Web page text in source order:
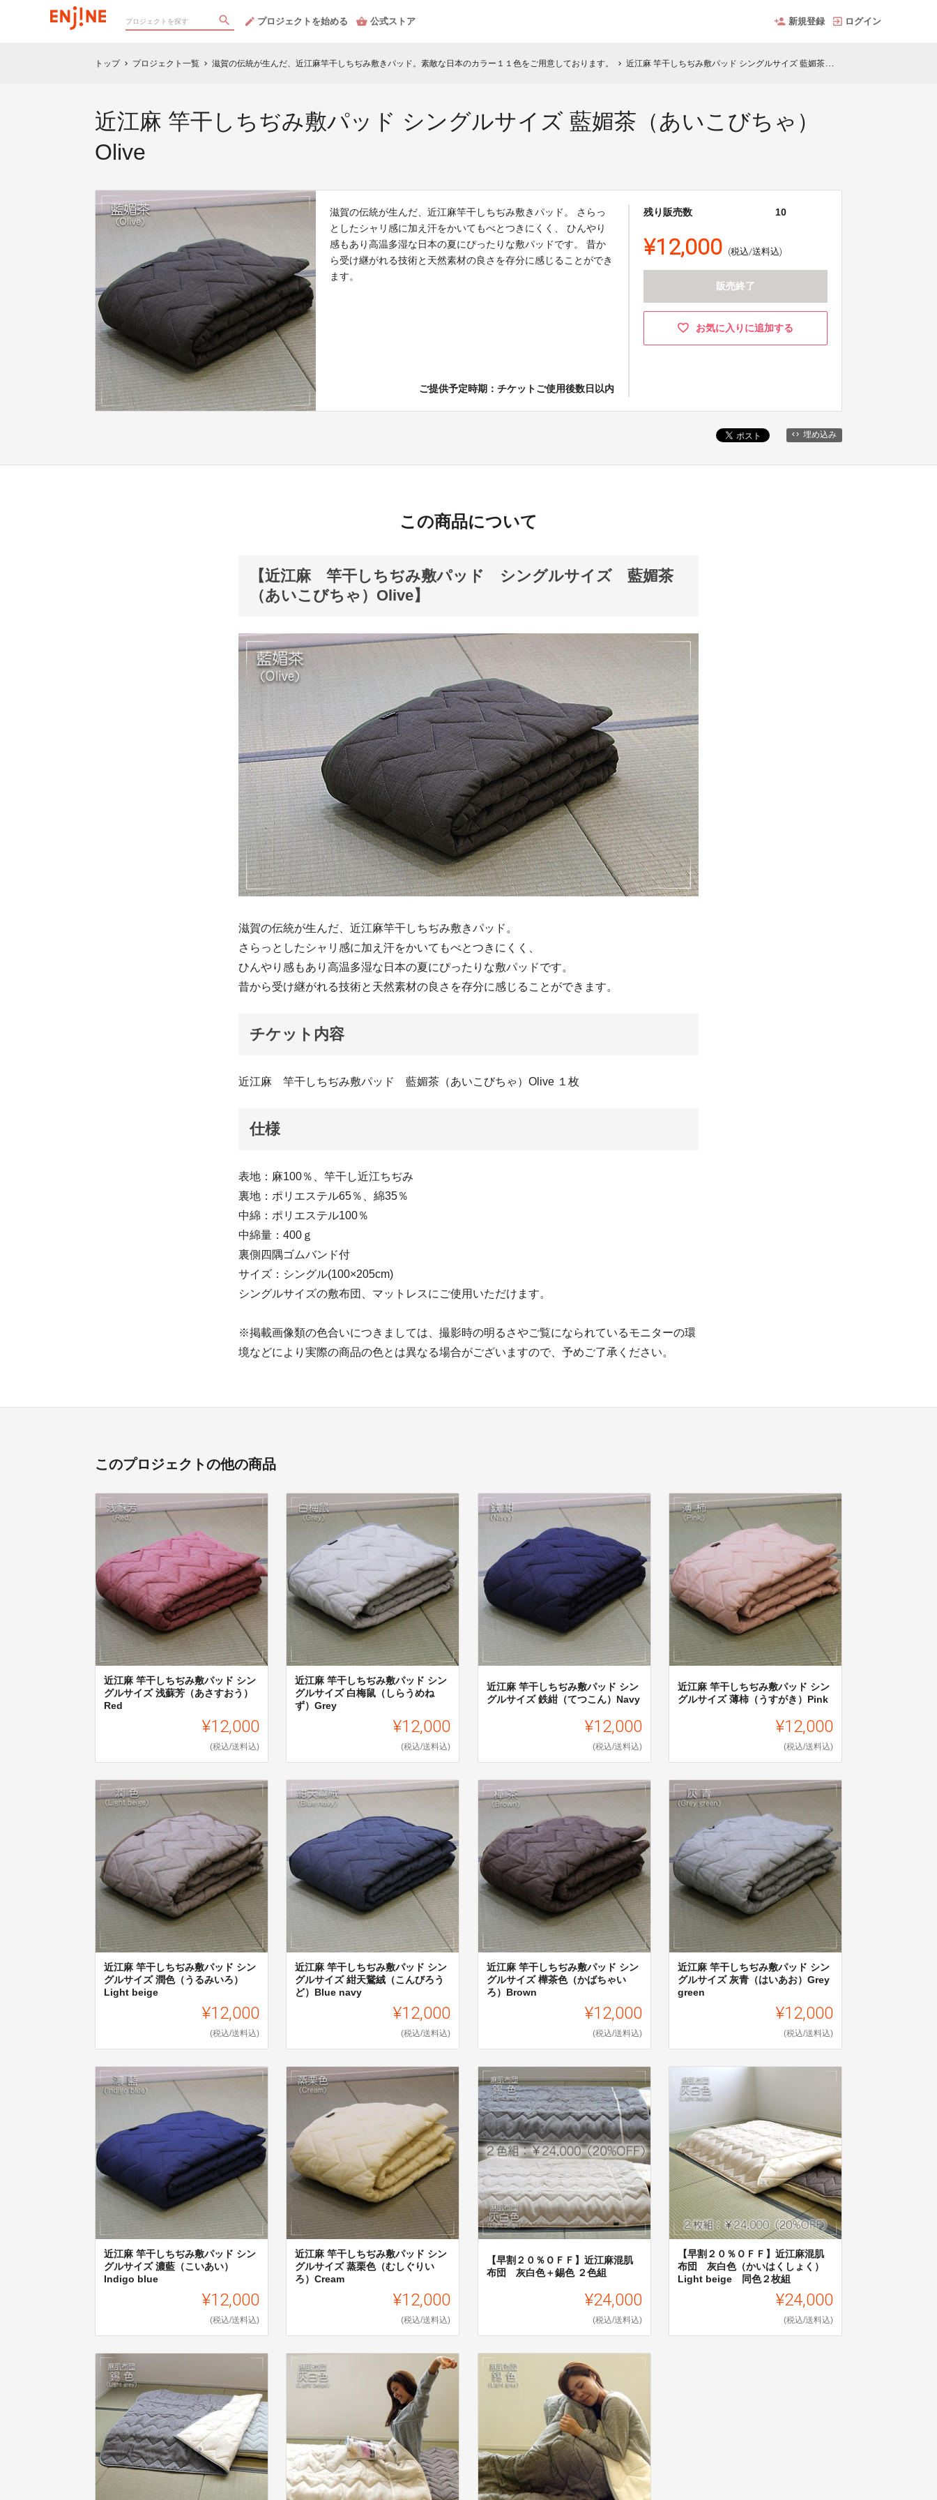
プロジェクトを始める 公式ストア 新規登録 ログイン
トップ chevron_right プロジェクト一覧 chevron_right 滋賀の伝統が生んだ、近江麻竿干しちぢみ敷きパッド。素敵な日本のカラー１１色をご用意しております。 chevron_right 近江麻 竿干しちぢみ敷パッド シングルサイズ 藍媚茶（あいこびちゃ）Olive
近江麻 竿干しちぢみ敷パッド シングルサイズ 藍媚茶（あいこびちゃ）
Olive
滋賀の伝統が生んだ、近江麻竿干しちぢみ敷きパッド。 さらっ
としたシャリ感に加え汗をかいてもべとつきにくく、 ひんやり
感もあり高温多湿な日本の夏にぴったりな敷パッドです。 昔か
ら受け継がれる技術と天然素材の良さを存分に感じることができ
ます。
ご提供予定時期：チケットご使用後数日以内
残り販売数 10
¥12,000 (税込/送料込)
販売終了
お気に入りに追加する
埋め込み
この商品について
【近江麻 竿干しちぢみ敷パッド シングルサイズ 藍媚茶
（あいこびちゃ）Olive】
滋賀の伝統が生んだ、近江麻竿干しちぢみ敷きパッド。
さらっとしたシャリ感に加え汗をかいてもべとつきにくく、
ひんやり感もあり高温多湿な日本の夏にぴったりな敷パッドです。
昔から受け継がれる技術と天然素材の良さを存分に感じることができます。
チケット内容
近江麻 竿干しちぢみ敷パッド 藍媚茶（あいこびちゃ）Olive １枚
仕様
表地：麻100％、竿干し近江ちぢみ
裏地：ポリエステル65％、綿35％
中綿：ポリエステル100％
中綿量：400ｇ
裏側四隅ゴムバンド付
サイズ：シングル(100×205cm)
シングルサイズの敷布団、マットレスにご使用いただけます。
※掲載画像類の色合いにつきましては、撮影時の明るさやご覧になられているモニターの環
境などにより実際の商品の色とは異なる場合がございますので、予めご了承ください。
このプロジェクトの他の商品
近江麻 竿干しちぢみ敷パッド シン
グルサイズ 浅蘇芳（あさすおう）
Red
¥12,000
(税込/送料込)
近江麻 竿干しちぢみ敷パッド シン
グルサイズ 白梅鼠（しらうめね
ず）Grey
¥12,000
(税込/送料込)
近江麻 竿干しちぢみ敷パッド シン
グルサイズ 鉄紺（てつこん）Navy
¥12,000
(税込/送料込)
近江麻 竿干しちぢみ敷パッド シン
グルサイズ 薄柿（うすがき）Pink
¥12,000
(税込/送料込)
近江麻 竿干しちぢみ敷パッド シン
グルサイズ 潤色（うるみいろ）
Light beige
¥12,000
(税込/送料込)
近江麻 竿干しちぢみ敷パッド シン
グルサイズ 紺天鵞絨（こんびろう
ど）Blue navy
¥12,000
(税込/送料込)
近江麻 竿干しちぢみ敷パッド シン
グルサイズ 樺茶色（かばちゃい
ろ）Brown
¥12,000
(税込/送料込)
近江麻 竿干しちぢみ敷パッド シン
グルサイズ 灰青（はいあお）Grey
green
¥12,000
(税込/送料込)
近江麻 竿干しちぢみ敷パッド シン
グルサイズ 濃藍（こいあい）
Indigo blue
¥12,000
(税込/送料込)
近江麻 竿干しちぢみ敷パッド シン
グルサイズ 蒸栗色（むしぐりい
ろ）Cream
¥12,000
(税込/送料込)
【早割２０％ＯＦＦ】近江麻混肌
布団 灰白色＋錫色 ２色組
¥24,000
(税込/送料込)
【早割２０％ＯＦＦ】近江麻混肌
布団 灰白色（かいはくしょく）
Light beige 同色２枚組
¥24,000
(税込/送料込)